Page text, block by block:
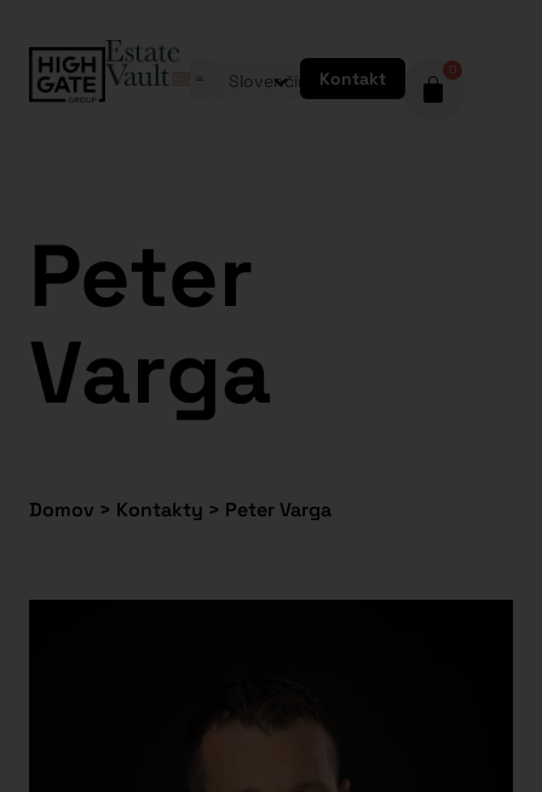
Slovenčina Kontakt 0
Peter
Varga
Domov > Kontakty > Peter Varga